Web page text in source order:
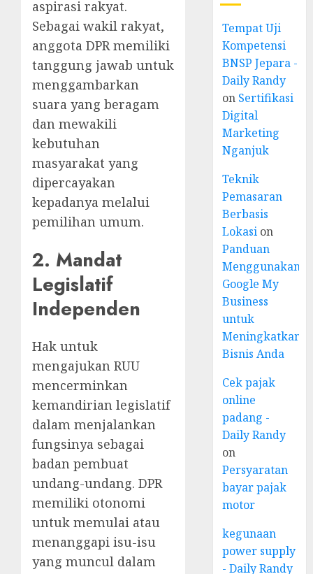
aspirasi rakyat.
Sebagai wakil rakyat,
anggota DPR memiliki
tanggung jawab untuk
menggambarkan
suara yang beragam
dan mewakili
kebutuhan
masyarakat yang
dipercayakan
kepadanya melalui
pemilihan umum.
2. Mandat
Legislatif
Independen
Hak untuk
mengajukan RUU
mencerminkan
kemandirian legislatif
dalam menjalankan
fungsinya sebagai
badan pembuat
undang-undang. DPR
memiliki otonomi
untuk memulai atau
menanggapi isu-isu
yang muncul dalam
Tempat Uji
Kompetensi
BNSP Jepara -
Daily Randy
on Sertifikasi
Digital
Marketing
Nganjuk
Teknik
Pemasaran
Berbasis
Lokasi on
Panduan
Menggunakan
Google My
Business
untuk
Meningkatkan
Bisnis Anda
Cek pajak
online
padang -
Daily Randy
on
Persyaratan
bayar pajak
motor
kegunaan
power supply
- Daily Randy